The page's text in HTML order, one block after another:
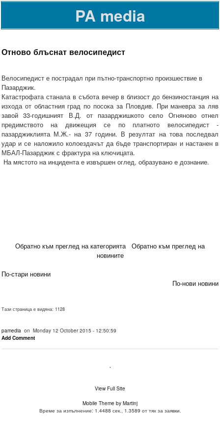
PA media
Отново блъснат велосипедист
Велосипедист е пострадал при пътно-транспортно произшествие в
Пазарджик.
Катастрофата станала в събота вечер в близост до бензиностанция на
изхода от областния град по посока за Пловдив. При маневра за ляв
завой 33-годишният В.Д. от пазарджишкото село Огняново отнел
предимството на движещия се по платното велосипедист -
пазарджиклията М.Ж.- на 37 години. В резултат на това последвал
удар и се наложило колоездачът да бъде транспортиран и настанен в
МБАЛ-Пазарджик с фрактура на ключицата.
На мястото на инцидента е извършен оглед, образувано е дознание.
Обратно към преглед на категорията
Обратно към преглед на
новините
По-стари новини
По-нови новини
Тази страница е видяна: 1128
pamedia on Monday 12 October 2015 - 12:50:59
Add Comment
.
View Full Site
Mobile Theme by Martinj
Време за изпълнение: 1.4488 сек., 1.3589 от тях за заявки.